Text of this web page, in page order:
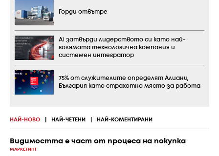
НАЙ-НОВО НАЙ-ЧЕТЕНИ НАЙ-КОМЕНТИРАНИ
Видимостта е част от процеса на покупка
МАРКЕТИНГ
Горди отвътре
А1 затвърди лидерството си като най-
голямата технологична компания и
системен интегратор
75% от служителите определят Алианц
България като страхотно място за работа